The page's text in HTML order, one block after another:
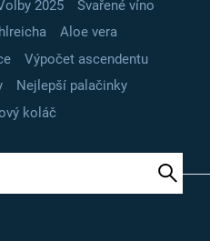
2025
Svařené víno
Aloe vera
Výpočet ascendentu
Nejlepší palačinky
koláč